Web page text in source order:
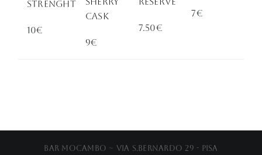
Strenght
10€
CASK
9€
7.50€
7€
Bar Mocambo ~ Via S.Bernardo 29 - Pisa